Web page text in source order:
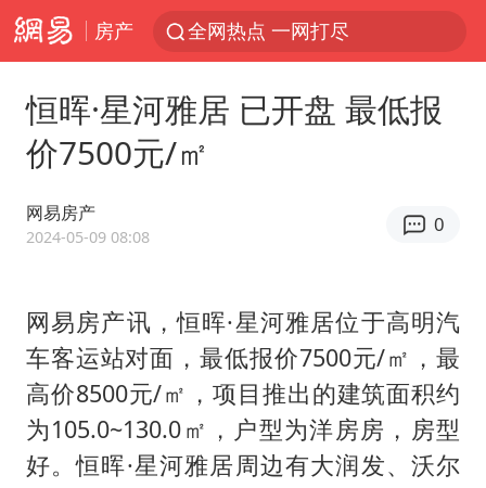
房产 全网热点 一网打尽
恒晖·星河雅居 已开盘 最低报
价7500元/㎡
网易房产
2024-05-09 08:08
0
网易房产讯，恒晖·星河雅居位于高明汽
车客运站对面，最低报价7500元/㎡，最
高价8500元/㎡，项目推出的建筑面积约
为105.0~130.0㎡，户型为洋房房，房型
好。恒晖·星河雅居周边有大润发、沃尔